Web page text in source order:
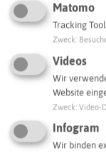
Adresse:
Sirene In der Groll
In der Groll 5
45721 Haltern am
Matomo
Tracking Tool
Zweck
Videos
Wir
Website
Zweck Video-
Infogram
Wir binden